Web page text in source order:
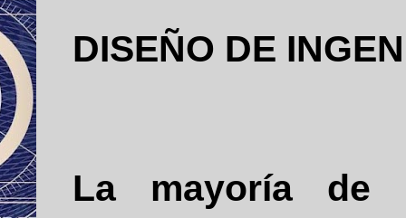
DISEÑO DE
La mayoría de